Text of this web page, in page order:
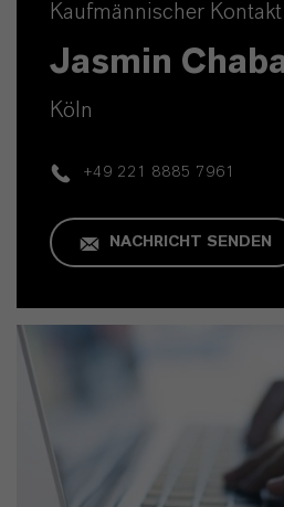
Kaufmännischer Kontakt
Jasmin
Köln
+49 221 8885 7961
NACHRICHT SENDEN